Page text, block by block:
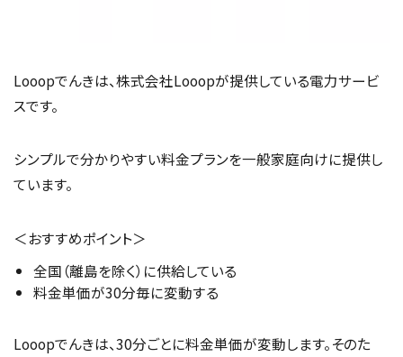
Looopでんきは、株式会社Looopが提供している電力サービ
スです。
シンプルで分かりやすい料金プランを一般家庭向けに提供し
ています。
＜おすすめポイント＞
全国（離島を除く）に供給している
料金単価が30分毎に変動する
Looopでんきは、30分ごとに料金単価が変動します。そのた